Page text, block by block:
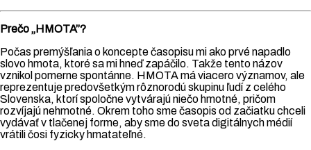
Prečo „HMOTA”?
Počas premýšľania o koncepte časopisu mi ako prvé napadlo
slovo hmota, ktoré sa mi hneď zapáčilo. Takže tento názov
vznikol pomerne spontánne. HMOTA má viacero významov, ale
reprezentuje predovšetkým rôznorodú skupinu ľudí z celého
Slovenska, ktorí spoločne vytvárajú niečo hmotné, pričom
rozvíjajú nehmotné. Okrem toho sme časopis od začiatku chceli
vydávať v tlačenej forme, aby sme do sveta digitálnych médií
vrátili čosi fyzicky hmatateľné.